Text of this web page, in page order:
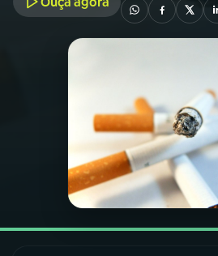
PROGRAMAS
PODCASTS
VIDEOCASTS